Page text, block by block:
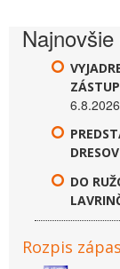
DRESOV
DO
Rozpis